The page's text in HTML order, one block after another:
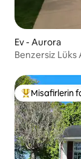
Ev - Aurora
Benzersiz Lüks
Misafirlerin
Misafirlerin